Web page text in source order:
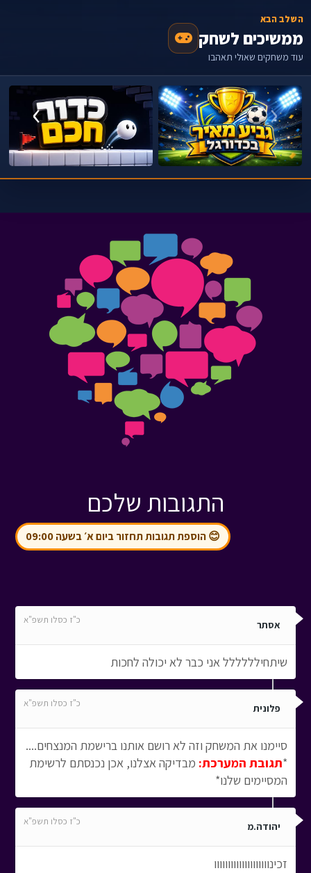
השלב הבא
ממשיכים לשחק
עוד משחקים שאולי תאהבו
‹
›
התגובות שלכם
😊 הוספת תגובות תחזור ביום א׳ בשעה 09:00
אסתר כ"ז כסלו תשפ"א
שיתחילללללל אני כבר לא יכולה לחכות
פלונית כ"ז כסלו תשפ"א
סיימנו את המשחק וזה לא רושם אותנו ברישמת המנצחים....
*תגובת המערכת: מבדיקה אצלנו, אכן נכנסתם לרשימת
המסיימים שלנו*
יהודה.מ כ"ז כסלו תשפ"א
זכינוווווווווווווווווווו